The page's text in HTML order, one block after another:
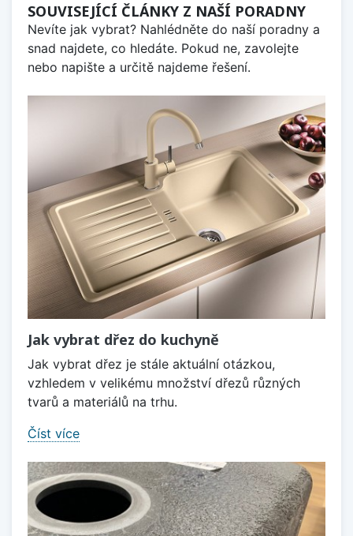
SOUVISEJÍCÍ ČLÁNKY Z NAŠÍ PORADNY
Nevíte jak vybrat? Nahlédněte do naší poradny a
snad najdete, co hledáte. Pokud ne, zavolejte
nebo napište a určitě najdeme řešení.
Jak vybrat dřez do kuchyně
Jak vybrat dřez je stále aktuální otázkou,
vzhledem v velikému množství dřezů různých
tvarů a materiálů na trhu.
Číst více